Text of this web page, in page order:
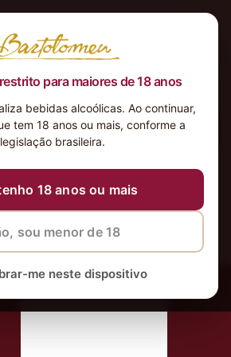
para maiores de 18 anos
bebidas alcoólicas. Ao continuar,
tem 18 anos ou mais, conforme a
legislação brasileira.
18 anos ou mais
sou menor de 18
me neste dispositivo
encontrado para a sua seleção.
‹ Meus Vinhos
apaixonados por nossos
rótulos